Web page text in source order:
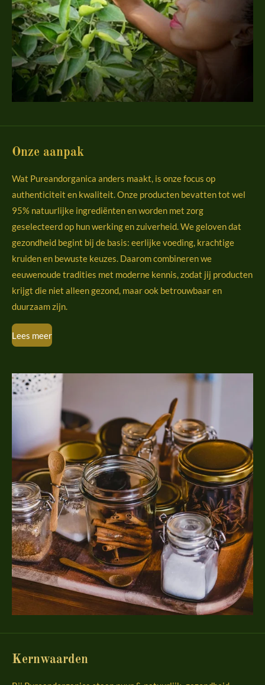
Onze aanpak
Wat Pureandorganica anders maakt, is onze focus op
authenticiteit en kwaliteit. Onze producten bevatten tot wel
95% natuurlijke ingrediënten en worden met zorg
geselecteerd op hun werking en zuiverheid. We geloven dat
gezondheid begint bij de basis: eerlijke voeding, krachtige
kruiden en bewuste keuzes. Daarom combineren we
eeuwenoude tradities met moderne kennis, zodat jij producten
krijgt die niet alleen gezond, maar ook betrouwbaar en
duurzaam zijn.
Lees meer
Kernwaarden